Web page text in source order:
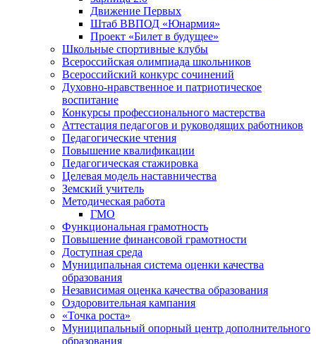
Движение Первых
Штаб ВВПОД «Юнармия»
Проект «Билет в будущее»
Школьные спортивные клубы
Всероссийская олимпиада школьников
Всероссийский конкурс сочинений
Духовно-нравственное и патриотическое
воспитание
Конкурсы профессионального мастерства
Аттестация педагогов и руководящих работников
Педагогические чтения
Повышение квалификации
Педагогическая стажировка
Целевая модель наставничества
Земский учитель
Методическая работа
ГМО
Функциональная грамотность
Повышение финансовой грамотности
Доступная среда
Муниципальная система оценки качества
образования
Независимая оценка качества образования
Оздоровительная кампания
«Точка роста»
Муниципальный опорный центр дополнительного
образования